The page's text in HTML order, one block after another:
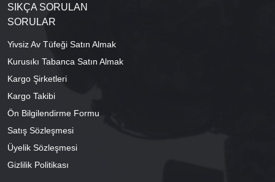
SIKÇA SORULAN
SORULAR
Yivsiz Av Tüfeği Satın Almak
Kurusıkı Tabanca Satın Almak
Kargo Şirketleri
Kargo Takibi
Ön Bilgilendirme Formu
Satış Sözleşmesi
Üyelik Sözleşmesi
Gizlilik Politikası